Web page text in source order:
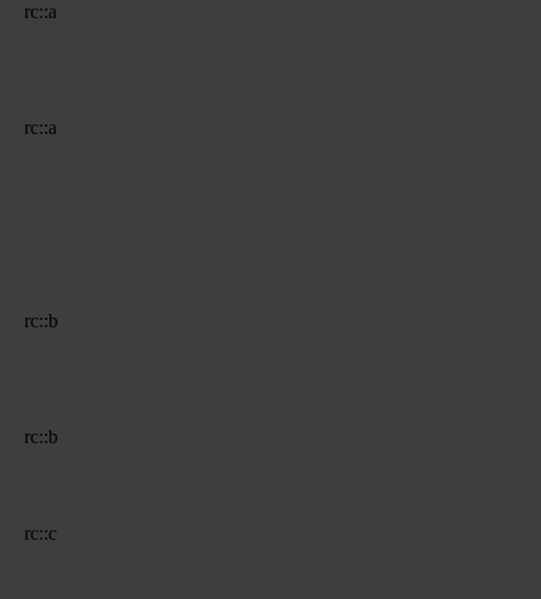
rc::a
rc::a
rc::b
rc::b
rc::c